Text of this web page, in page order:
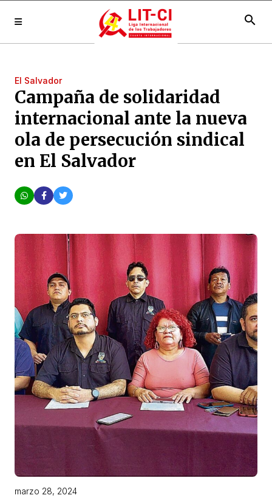
search
El Salvador
Campaña de solidaridad
internacional ante la nueva
ola de persecución sindical
en El Salvador
marzo 28, 2024